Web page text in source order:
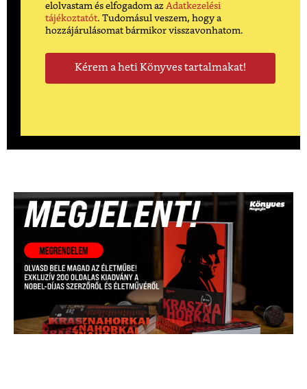
elolvastam és elfogadom az Adatkezelési
tájékoztatót. Tudomásul veszem, hogy a
hozzájárulásomat bármikor visszavonhatom.